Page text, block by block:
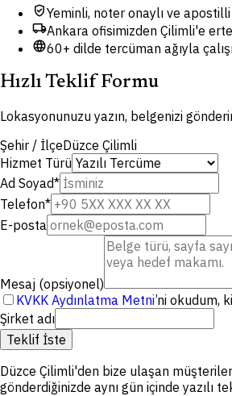
verified_userYeminli, noter onaylı ve
local_shippingAnkara ofisimizden Çilimli'e
language60+ dilde tercüman ağıyla
Hızlı Teklif Formu
Lokasyonunuzu yazın, belgenizi
Şehir / İlçeDüzce Çilimli
Hizmet Türü
Ad Soyad*
Telefon*
E-posta
Mesaj (opsiyonel)
KVKK Aydınlatma Metni’ni okudum,
Şirket adı
Teklif İste
Düzce Çilimli'den bize ulaşan
gönderdiğinizde aynı gün içinde yazılı